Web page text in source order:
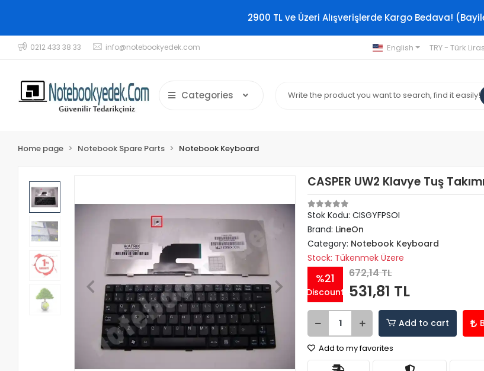
2900 TL ve Üzeri Alışverişlerde Kargo Bedava!
0212 433 38 33 info@notebookyedek.com English TRY - Türk
Categories
Home page Notebook Spare Parts Notebook Keyboard
CASPER UW2 Klavye Tuş
Stok Kodu: CISGYFPSOI
Brand: LineOn
Category: Notebook Keyboard
Stock: Tükenmek Üzere
%21
Discount
672,14 TL
531,81 TL
Add to cart
Add to my favorites